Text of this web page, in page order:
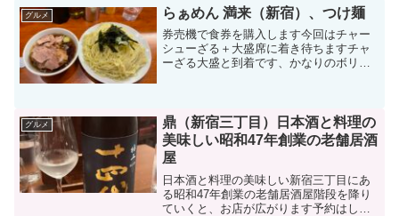
すすめを確認。そこで勧められたのが、
名物の「神戸牛バーガー」...
グルメ らぁめん 満来（新宿）、つけ麺
券売機で食券を購入します今回はチャー
シューざる＋大盛席に着き待ちますチャ
ーざる大盛と到着です、かなりのボリュ
ですメンマです麺完食スー...
グルメ
鼎（新宿三丁目）日本酒と料理の
美味しい昭和47年創業の老舗居酒
屋
日本酒と料理の美味しい新宿三丁目にあ
る昭和47年創業の老舗居酒屋階段を降り
ていくと、お店が広がります予約はして